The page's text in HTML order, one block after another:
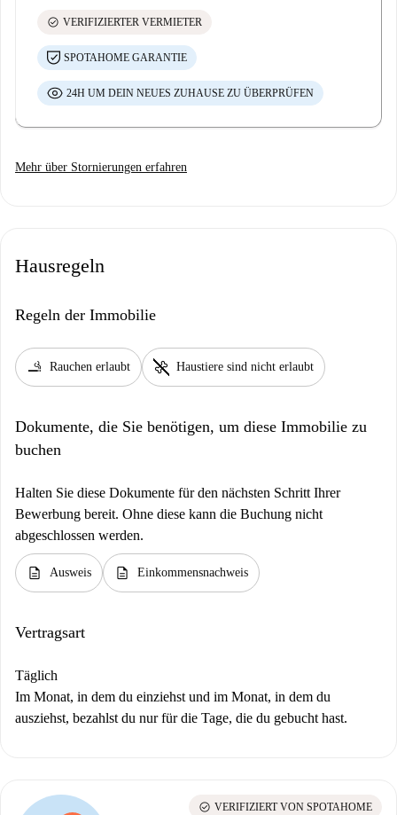
check_circle VERIFIZIERTER VERMIETER
SPOTAHOME GARANTIE
24H UM DEIN NEUES ZUHAUSE ZU ÜBERPRÜFEN
Mehr über Stornierungen erfahren
Hausregeln
Regeln der Immobilie
smoking_rooms Rauchen erlaubt pet_supplies Haustiere sind nicht erlaubt
Dokumente, die Sie benötigen, um diese Immobilie zu
buchen
Halten Sie diese Dokumente für den nächsten Schritt Ihrer
Bewerbung bereit. Ohne diese kann die Buchung nicht
abgeschlossen werden.
description Ausweis description Einkommensnachweis
Vertragsart
Täglich
Im Monat, in dem du einziehst und im Monat, in dem du
ausziehst, bezahlst du nur für die Tage, die du gebucht hast.
check_circle VERIFIZIERT VON SPOTAHOME